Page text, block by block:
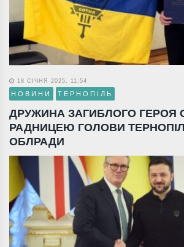
18 СІЧНЯ 2025, 11:54
НОВИНИ ТЕРНОПІЛЬ
ДРУЖИНА ЗАГИБЛОГО ГЕРОЯ
РАДНИЦЕЮ ГОЛОВИ
ОБЛРАДИ